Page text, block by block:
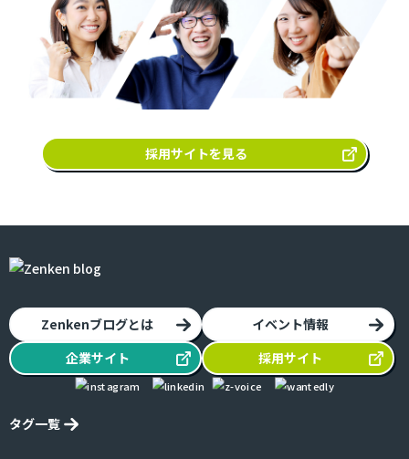
採用サイトを見る
Zenkenブログとは
イベント情報
企業サイト 採用サイト
タグ一覧